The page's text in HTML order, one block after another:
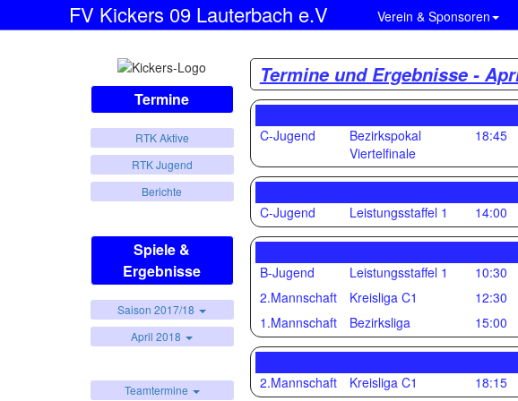
FV Kickers 09 Lauterbach e.V Verein & Sponsoren
Termine
RTK Aktive
RTK Jugend
Berichte
Spiele &
Ergebnisse
Saison 2017/18
April 2018
Teamtermine
Termine und Ergebnisse -
C-Jugend
Bezirkspokal
Viertelfinale
18:45
C-Jugend
Leistungsstaffel 1 14:00
B-Jugend
Leistungsstaffel 1 10:30
2.Mannschaft
Kreisliga C1 12:30
1.Mannschaft
Bezirksliga 15:00
2.Mannschaft
Kreisliga C1 18:15